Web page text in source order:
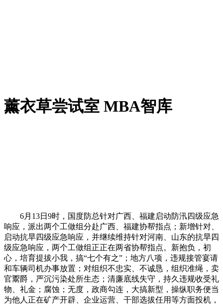
薰衣草尝试室 MBA智库
6月13日9时，国度防总针对广西、福建启动防汛四级应急
响应，派出两个工做组分赴广西、福建协帮指点；新增针对、
启动抗旱四级应急响应，并继续维持针对河南、山东的抗旱四
级应急响应，两个工做组正正在两省协帮指点。新抱负，初
心，培育提拔小我，搞“七个有之”；地方八项，违规接管宴请
和车辆司机办事放置；对组织不忠实、不诚恳，组织准绳，卖
官鬻爵，严沉污染处所生态；清廉底线失守，持久违规收受礼
物、礼金；腐蚀；无度，政商勾连，大搞新型，操纵职务便当
为他人正在矿产开辟、企业运营、干部选拔任用等方面投机，